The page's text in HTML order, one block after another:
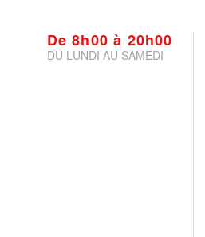
De 8h00 à 20h00
DU LUNDI AU SAMEDI